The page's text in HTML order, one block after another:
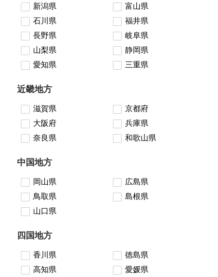
新潟県
富山県
石川県
福井県
長野県
岐阜県
山梨県
静岡県
愛知県
三重県
近畿地方
滋賀県
京都府
大阪府
兵庫県
奈良県
和歌山県
中国地方
岡山県
広島県
鳥取県
島根県
山口県
四国地方
香川県
徳島県
高知県
愛媛県